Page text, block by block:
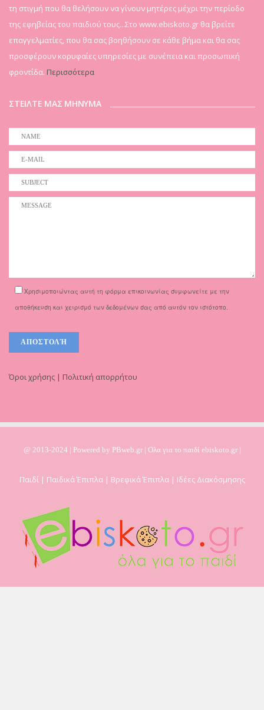
τη στιγμή που θα θελήσουν να γίνουν μητέρες μέχρι την περίοδο
της εφηβείας του παιδιού τους...Στο www.ebiskoto.gr θα βρείτε
επαγγελματίες, που θα σας βοηθήσουν σε κάθε βήμα και θα σας
προσφέρουν κορυφαίες υπηρεσίες με συνέπεια και προσωπική
φροντίδα. Περισσότερα
ΣΤΕΙΛΤΕ ΜΑΣ ΜΗΝΥΜΑ
Χρησιμοποιώντας αυτή τη φόρμα επικοινωνίας συμφωνείτε με την
αποθήκευση και χειρισμό των δεδομένων σας από αυτόν τον ιστότοπο.
Όροι χρήσης | Πολιτική απορρήτου
@ 2013-2024 | Powered by PBweb.gr | Ολα για το παιδί ebiskoto.gr |
Παιδί | Παιδικά Έπιπλα | Βρεφικά Έπιπλα | Ιδέες Διακόσμησης